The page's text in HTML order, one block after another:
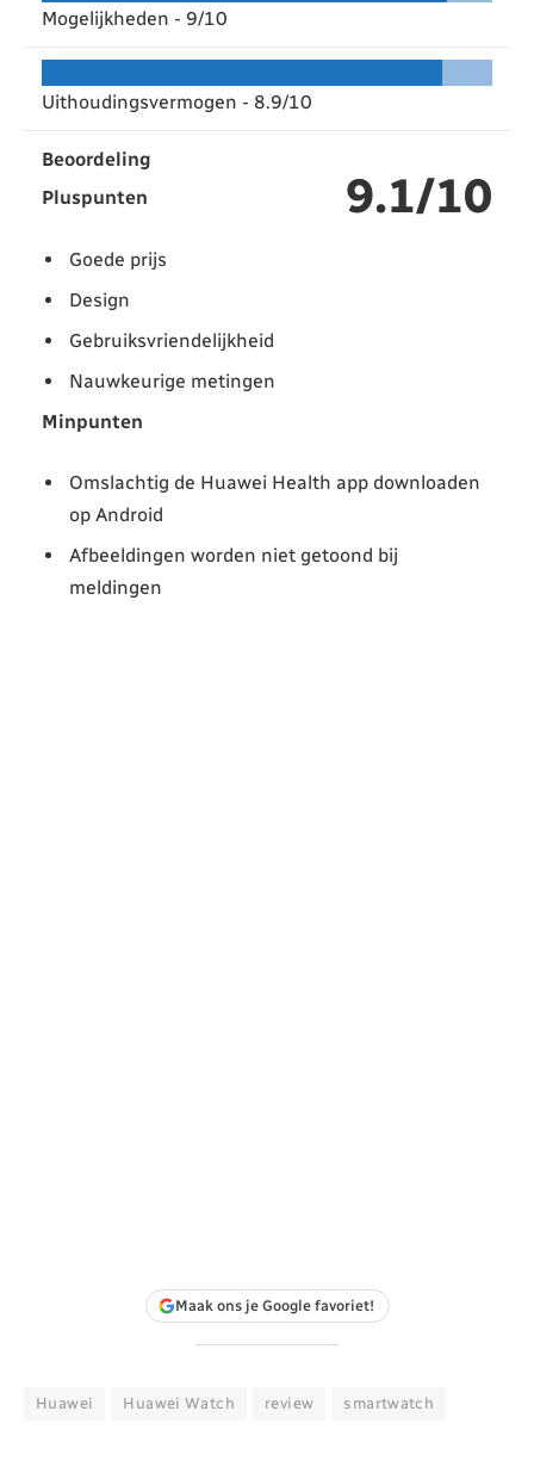
Mogelijkheden - 9/10
Uithoudingsvermogen - 8.9/10
9.1/10
Beoordeling
Pluspunten
Goede prijs
Design
Gebruiksvriendelijkheid
Nauwkeurige metingen
Minpunten
Omslachtig de Huawei Health app downloaden
op Android
Afbeeldingen worden niet getoond bij
meldingen
Maak ons je Google favoriet!
Huawei Huawei Watch review smartwatch